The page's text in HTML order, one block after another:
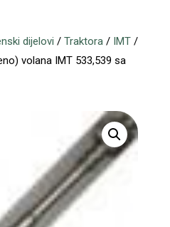
dijelovi / Traktora / IMT/
volana IMT 533,539 sa